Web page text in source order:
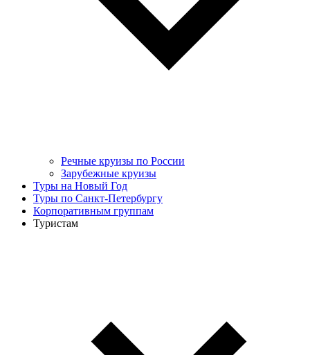
Речные круизы по России
Зарубежные круизы
Туры на Новый Год
Туры по Санкт-Петербургу
Корпоративным группам
Туристам